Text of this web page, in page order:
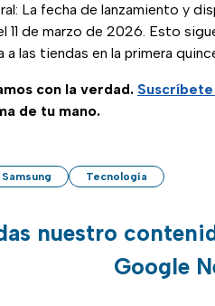
La fecha de lanzamiento y
11 de marzo de 2026. Esto
a las tiendas en la primera
con la verdad.
de tu mano.
Samsung Tecnología
nuestro
Google